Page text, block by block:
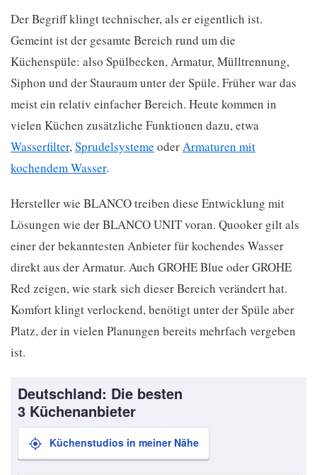
Der Begriff klingt technischer, als er eigentlich ist.
Gemeint ist der gesamte Bereich rund um die
Küchenspüle: also Spülbecken, Armatur, Mülltrennung,
Siphon und der Stauraum unter der Spüle. Früher war das
meist ein relativ einfacher Bereich. Heute kommen in
vielen Küchen zusätzliche Funktionen dazu, etwa
Wasserfilter,Sprudelsysteme oderArmaturen mit
kochendem Wasser.
Hersteller wie BLANCO treiben diese Entwicklung mit
Lösungen wie der BLANCO UNIT voran. Quooker gilt als
einer der bekanntesten Anbieter für kochendes Wasser
direkt aus der Armatur. Auch GROHE Blue oder GROHE
Red zeigen, wie stark sich dieser Bereich verändert hat.
Komfort klingt verlockend, benötigt unter der Spüle aber
Platz, der in vielen Planungen bereits mehrfach vergeben
ist.
Deutschland: Die besten
3 Küchenanbieter
Küchenstudios in meiner Nähe